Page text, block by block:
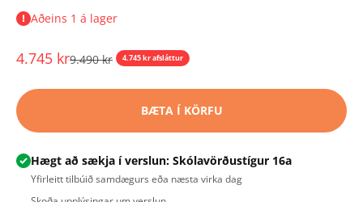
Aðeins 1 á lager
Tilboðsverð
4.745 krUpprunalegt verð
9.490 kr 4.745 kr afsláttur
BÆTA Í KÖRFU
Hægt að sækja í verslun: Skólavörðustígur 16a
Yfirleitt tilbúið samdægurs eða næsta virka dag